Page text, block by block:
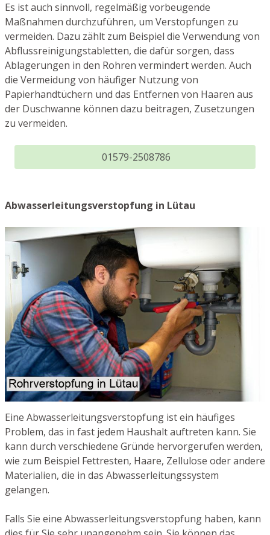
Es ist auch sinnvoll, regelmäßig vorbeugende
Maßnahmen durchzuführen, um Verstopfungen zu
vermeiden. Dazu zählt zum Beispiel die Verwendung von
Abflussreinigungstabletten, die dafür sorgen, dass
Ablagerungen in den Rohren vermindert werden. Auch
die Vermeidung von häufiger Nutzung von
Papierhandtüchern und das Entfernen von Haaren aus
der Duschwanne können dazu beitragen, Zusetzungen
zu vermeiden.
01579-2508786
Abwasserleitungsverstopfung in Lütau
Eine Abwasserleitungsverstopfung ist ein häufiges
Problem, das in fast jedem Haushalt auftreten kann. Sie
kann durch verschiedene Gründe hervorgerufen werden,
wie zum Beispiel Fettresten, Haare, Zellulose oder andere
Materialien, die in das Abwasserleitungssystem
gelangen.
Falls Sie eine Abwasserleitungsverstopfung haben, kann